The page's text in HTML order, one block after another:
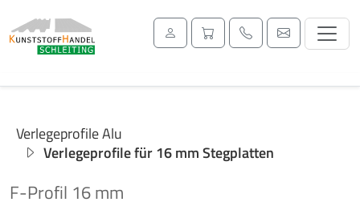
Verlegeprofile Alu
Verlegeprofile für 16 mm Stegplatten
F-Profil 16 mm